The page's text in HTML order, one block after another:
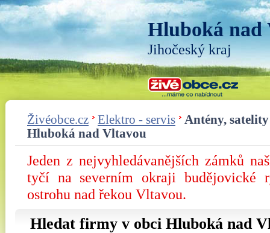
Hluboká nad
Jihočeský kraj
Živéobce.cz Elektro - servis
Antény,
Hluboká nad Vltavou
Jeden z nejvyhledávanějších zámků
tyčí na severním okraji budějovické
ostrohu nad řekou Vltavou.
Hledat firmy v obci Hluboká nad